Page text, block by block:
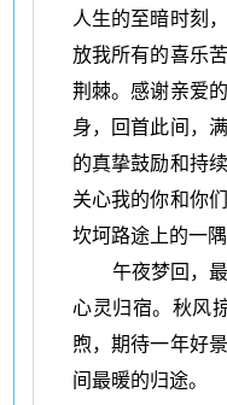
人生的至暗时刻
放我所有的喜乐
荆棘。感谢亲爱
身，回首此间，
的真挚鼓励和持
关心我的你和你
坎坷路途上的一隅
午夜梦回，
心灵归宿。秋风
煦，期待一年好
间最暖的归途。